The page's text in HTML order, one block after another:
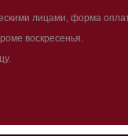
лицами, форма
воскресенья.